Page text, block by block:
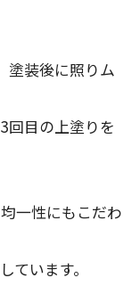
塗装後に照りム
回目の上塗りを
一性にもこだわ
ています。